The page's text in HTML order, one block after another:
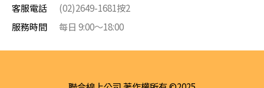
客服電話
(02)2649-1681按2
服務時間
每日 9:00～18:00